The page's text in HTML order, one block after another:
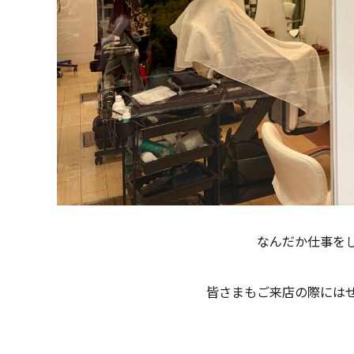
なんだか仕事を
皆さまもご来店の際には